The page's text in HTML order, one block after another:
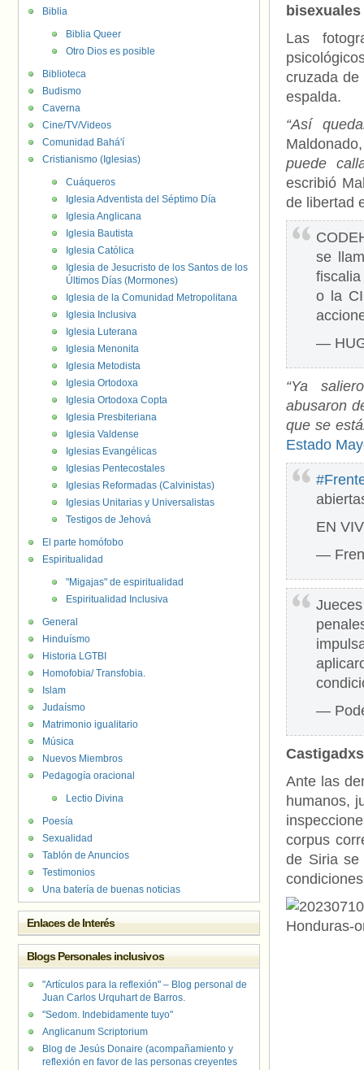
Las
cruzada de
espalda.
“Así
puede
escribió
de libertad
se
o la
—
“Ya
abusaron
que se
Estado
EN
—
—
Ante las
humanos,
corpus
de Siria se
Biblia
Biblia Queer
Otro Dios es posible
Biblioteca
Budismo
Caverna
Cine/TV/Videos
Comunidad Bahá'í
Cristianismo (Iglesias)
Cuáqueros
Iglesia Adventista del Séptimo Día
Iglesia Anglicana
Iglesia Bautista
Iglesia Católica
Iglesia de Jesucristo de los Santos de los
Últimos Días (Mormones)
Iglesia de la Comunidad Metropolitana
Iglesia Inclusiva
Iglesia Luterana
Iglesia Menonita
Iglesia Metodista
Iglesia Ortodoxa
Iglesia Ortodoxa Copta
Iglesia Presbiteriana
Iglesia Valdense
Iglesias Evangélicas
Iglesias Pentecostales
Iglesias Reformadas (Calvinistas)
Iglesias Unitarias y Universalistas
Testigos de Jehová
El parte homófobo
Espiritualidad
"Migajas" de espiritualidad
Espiritualidad Inclusiva
General
Hinduísmo
Historia LGTBI
Homofobia/ Transfobia.
Islam
Judaísmo
Matrimonio igualitario
Música
Nuevos Miembros
Pedagogía oracional
Lectio Divina
Poesía
Sexualidad
Tablón de Anuncios
Testimonios
Una batería de buenas noticias
Enlaces de Interés
Blogs Personales inclusivos
"Artículos para la reflexión" – Blog personal de
Juan Carlos Urquhart de Barros.
"Sedom. Indebidamente tuyo"
Anglicanum Scriptorium
Blog de Jesús Donaire (acompañamiento y
reflexión en favor de las personas creyentes